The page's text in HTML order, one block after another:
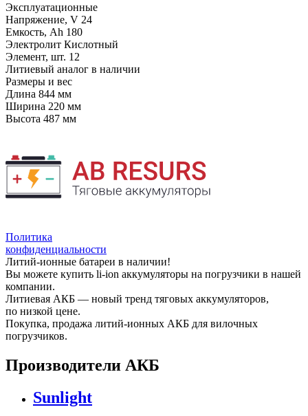
Эксплуатационные
Напряжение, V 24
Емкость, Ah 180
Электролит Кислотный
Элемент, шт. 12
Литиевый аналог в наличии
Размеры и вес
Длина 844 мм
Ширина 220 мм
Высота 487 мм
Политика
конфиденциальности
Литий-ионные батареи в наличии!
Вы можете купить li-ion аккумуляторы на погрузчики в нашей
компании.
Литиевая АКБ — новый тренд тяговых аккумуляторов,
по низкой цене.
Покупка, продажа литий-ионных АКБ для вилочных
погрузчиков.
Производители АКБ
Sunlight